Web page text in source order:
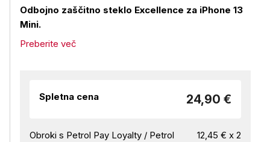
Odbojno zaščitno steklo Excellence za iPhone 13
Mini.
Preberite več
Spletna cena 24,90 €
Obroki s Petrol Pay Loyalty / Petrol
12,45 € x 2